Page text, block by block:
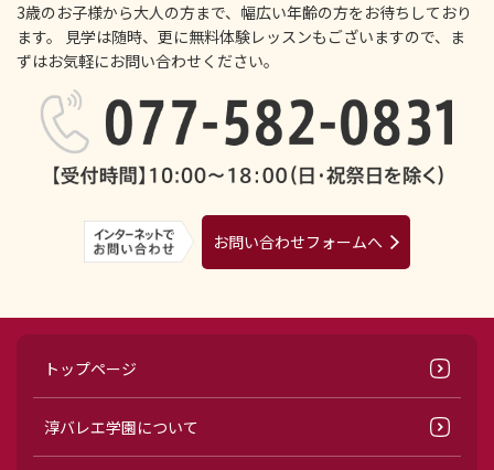
3歳のお子様から大人の方まで、幅広い年齢の方をお待ちしており
ます。
見学は随時、更に無料体験レッスンもございますので、ま
ずはお気軽にお問い合わせください。
お問い合わせフォームへ
トップページ
淳バレエ学園について